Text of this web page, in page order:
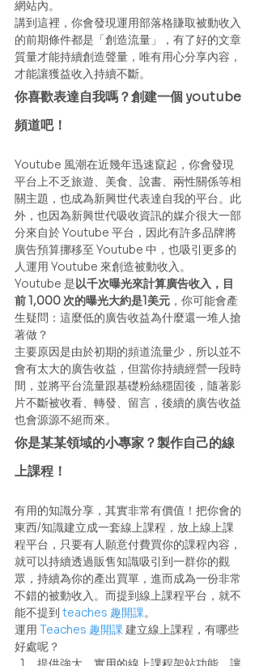
網站內。
講到這裡，你會發現運用部落格賺取被動收入
的前期條件都是「創造流量」，有了好的文章
質量才能持續創造聲量，唯有用心分享內容，
才能讓獲益收入持續不斷。
你喜歡表達自我嗎？創建一個 youtube
頻道吧！
Youtube 風潮在近幾年迅速竄起，你會發現
平台上不乏旅遊、美食、說書、兩性關係等相
關主題，也成為新興世代表達自我的平台。此
外，也因為新興世代吸收資訊的媒介很大一部
分來自於 Youtube 平台，因此有許多品牌將
廣告預算挪移至 Youtube 中，也吸引更多的
人運用 Youtube 來創造被動收入。
Youtube 是以千次曝光來計算廣告收入，目
前 1,000 次的曝光大約是1美元 ，你可能會產
生疑問：這麼低的廣告收益為什麼還一堆人搶
著做？
主要原因是由於初期的頻道流量少，所以並不
會有太大的廣告收益，但當你持續經營一段時
間，並將平台流量跟基礎粉絲穩固後，隨著影
片不斷被收看、轉發、留言，後續的廣告收益
也會源源不絕而來。
你是某某領域的小專家？製作自己的線
上課程！
有用的知識分享，其實非常有價值！把你會的
東西/知識建立成一套線上課程，放上線上課
程平台，只要有人願意付費買你的課程內容，
就可以持續透過販售知識吸引到一群你的觀
眾，持續為你的產出買單，進而成為一份非常
不錯的被動收入。而提到線上課程平台，就不
能不提到 teaches 趣開課。
運用 Teaches 趣開課 建立線上課程，有哪些
好處呢？